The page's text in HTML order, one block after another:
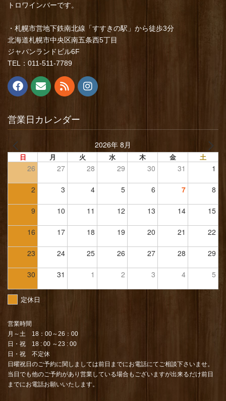
トロワインバーです。
・札幌市営地下鉄南北線「すすきの駅」から徒歩3分
北海道札幌市中央区南五条西5丁目
ジャパンランドビル6F
TEL：011-511-7789
営業日カレンダー
2026年 8月
日 月 火 水 木 金 土
26 27 28 29 30 31 1
2 3 4 5 6 7 8
9 10 11 12 13 14 15
16 17 18 19 20 21 22
23 24 25 26 27 28 29
30 31 1 2 3 4 5
定休日
営業時間
月～土 18：00～26：00
日・祝 18 : 00 ～23 : 00
日・祝 不定休
日曜祝日のご予約に関しましては前日までにお電話にてご相談下さいませ。
当日でも他のご予約があり営業している場合もございますが出来るだけ前日
までにお電話お願いいたします。